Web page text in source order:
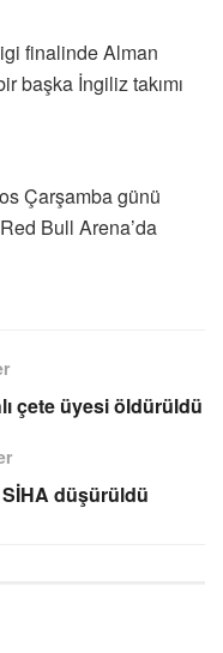
finalinde Alman
başka İngiliz takımı
Çarşamba günü
Bull Arena’da
çete üyesi öldürüldü
düşürüldü